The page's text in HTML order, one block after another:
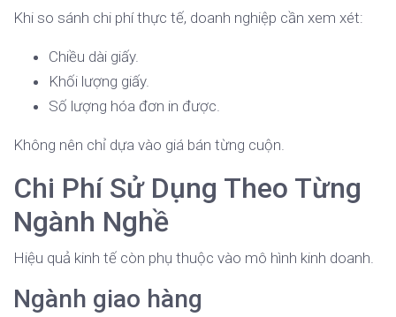
Khi so sánh chi phí thực tế, doanh nghiệp cần xem xét:
Chiều dài giấy.
Khối lượng giấy.
Số lượng hóa đơn in được.
Không nên chỉ dựa vào giá bán từng cuộn.
Chi Phí Sử Dụng Theo Từng
Ngành Nghề
Hiệu quả kinh tế còn phụ thuộc vào mô hình kinh doanh.
Ngành giao hàng